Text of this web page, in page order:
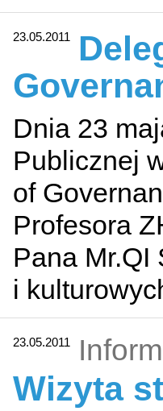
23.05.2011
Dnia 23
Publicznej
of
Profesora
Pana Mr.QI
i
23.05.2011
Wizyta